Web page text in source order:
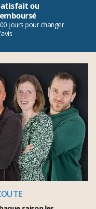
ou
jours pour changer